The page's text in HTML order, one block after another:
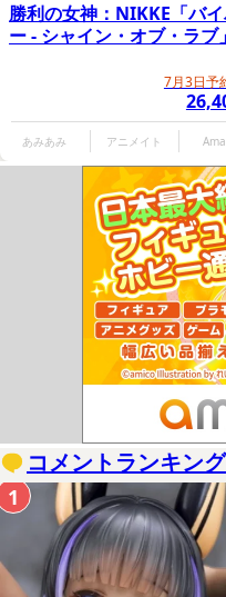
勝利の女神：NIKKE「バ
ー - シャイン・オブ・ラブ」
7月3日予
あみあみ アニメイト
コメントランキング
1